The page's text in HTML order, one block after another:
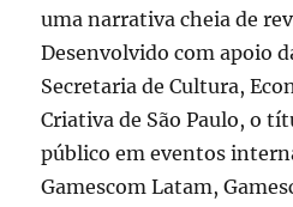
uma narrativa cheia de
Desenvolvido com apoio
Secretaria de Cultura,
Criativa de São Paulo, o
público em eventos
Gamescom Latam,